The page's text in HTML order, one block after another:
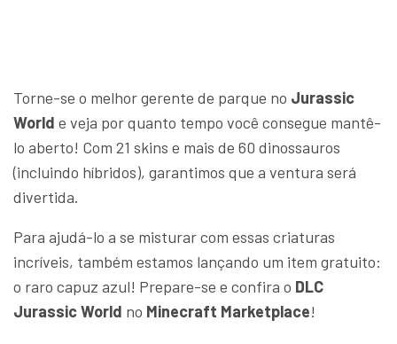
Torne-se o melhor gerente de parque no Jurassic
World e veja por quanto tempo você consegue mantê-
lo aberto! Com 21 skins e mais de 60 dinossauros
(incluindo híbridos), garantimos que a ventura será
divertida.
Para ajudá-lo a se misturar com essas criaturas
incríveis, também estamos lançando um item gratuito:
o raro capuz azul! Prepare-se e confira o DLC
Jurassic World no Minecraft Marketplace!